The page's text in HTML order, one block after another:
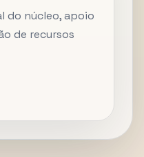
do núcleo, apoio
de recursos